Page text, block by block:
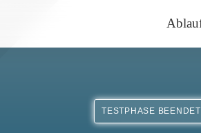
TESTPHASE BEENDET